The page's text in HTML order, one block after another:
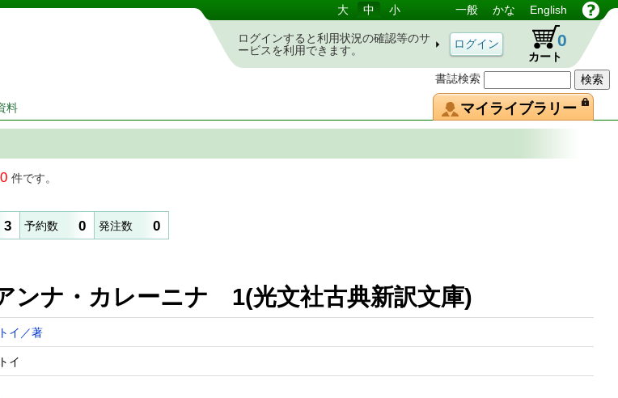
予約システム
書誌検索
大 中 小 一般 かな English
ログインすると利用状況の確認等のサ
ービスを利用できます。
カート
0
料 マイライブラリー
0 件です。
3 予約数 0 発注数 0
ンナ・カレーニナ 1(光文社古典新訳文庫)
イ／著
イ